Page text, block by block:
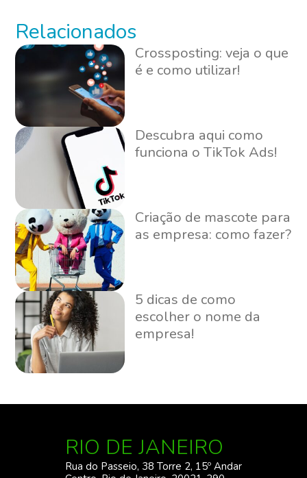
Relacionados
Crossposting: veja o que
é e como utilizar!
Descubra aqui como
funciona o TikTok Ads!
Criação de mascote para
as empresa: como fazer?
5 dicas de como
escolher o nome da
empresa!
RIO DE JANEIRO
Rua do Passeio, 38 Torre 2, 15º Andar